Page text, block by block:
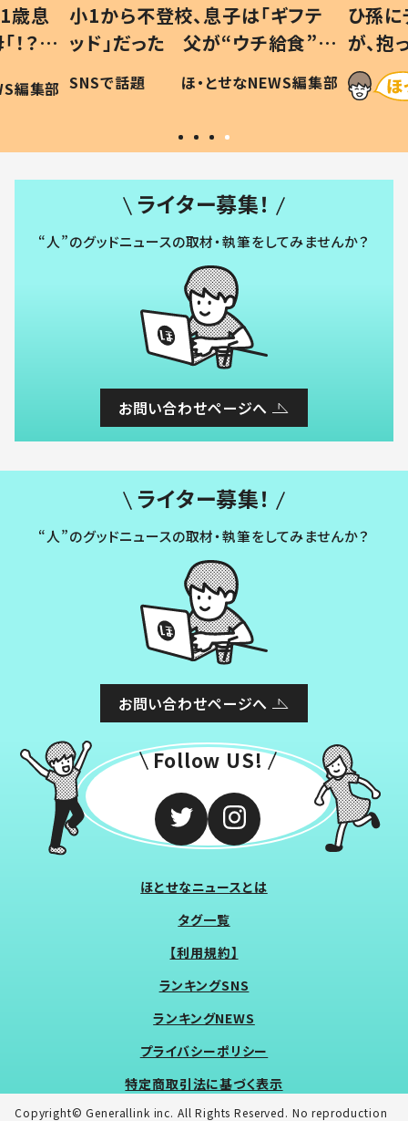
歳息
？」
編集部
小1から不登校、息子は「ギフテ
ッド」だった 父が“ウチ給食”を
作り続ける理由とは #令和の親
#令和の子
SNSで話題 ほ・とせなNEWS編集部
ひ孫
が、
「涙が
い」
ライター募集！
“人”のグッドニュースの取材・執筆をしてみませんか？
お問い合わせページへ
ライター募集！
“人”のグッドニュースの取材・執筆をしてみませんか？
お問い合わせページへ
Follow US!
ほとせなニュースとは
タグ一覧
【利用規約】
ランキングSNS
ランキングNEWS
プライバシーポリシー
特定商取引法に基づく表示
Copyright© Generallink inc. All Rights Reserved. No reproduction